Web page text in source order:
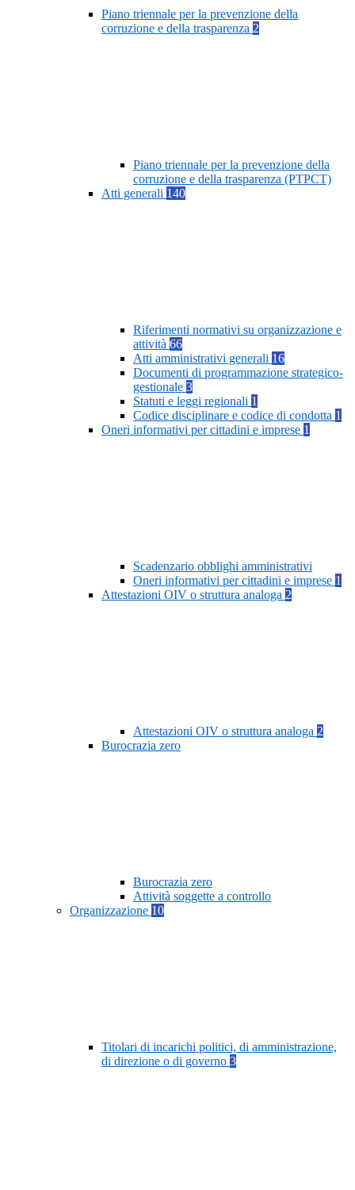
Piano triennale per la prevenzione della
corruzione e della trasparenza 2
Piano triennale per la prevenzione della
corruzione e della trasparenza (PTPCT)
Atti generali 140
Riferimenti normativi su organizzazione e
attività 66
Atti amministrativi generali 16
Documenti di programmazione strategico-
gestionale 3
Statuti e leggi regionali 1
Codice disciplinare e codice di condotta 1
Oneri informativi per cittadini e imprese 1
Scadenzario obblighi amministrativi
Oneri informativi per cittadini e imprese 1
Attestazioni OIV o struttura analoga 2
Attestazioni OIV o struttura analoga 2
Burocrazia zero
Burocrazia zero
Attività soggette a controllo
Organizzazione 10
Titolari di incarichi politici, di amministrazione,
di direzione o di governo 3